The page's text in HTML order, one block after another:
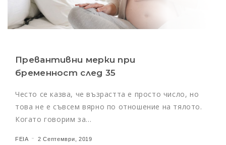
Превантивни мерки при
бременност след 35
Често се казва, че възрастта е просто число, но
това не е съвсем вярно по отношение на тялото.
Когато говорим за…
FEIA 2 Септември, 2019